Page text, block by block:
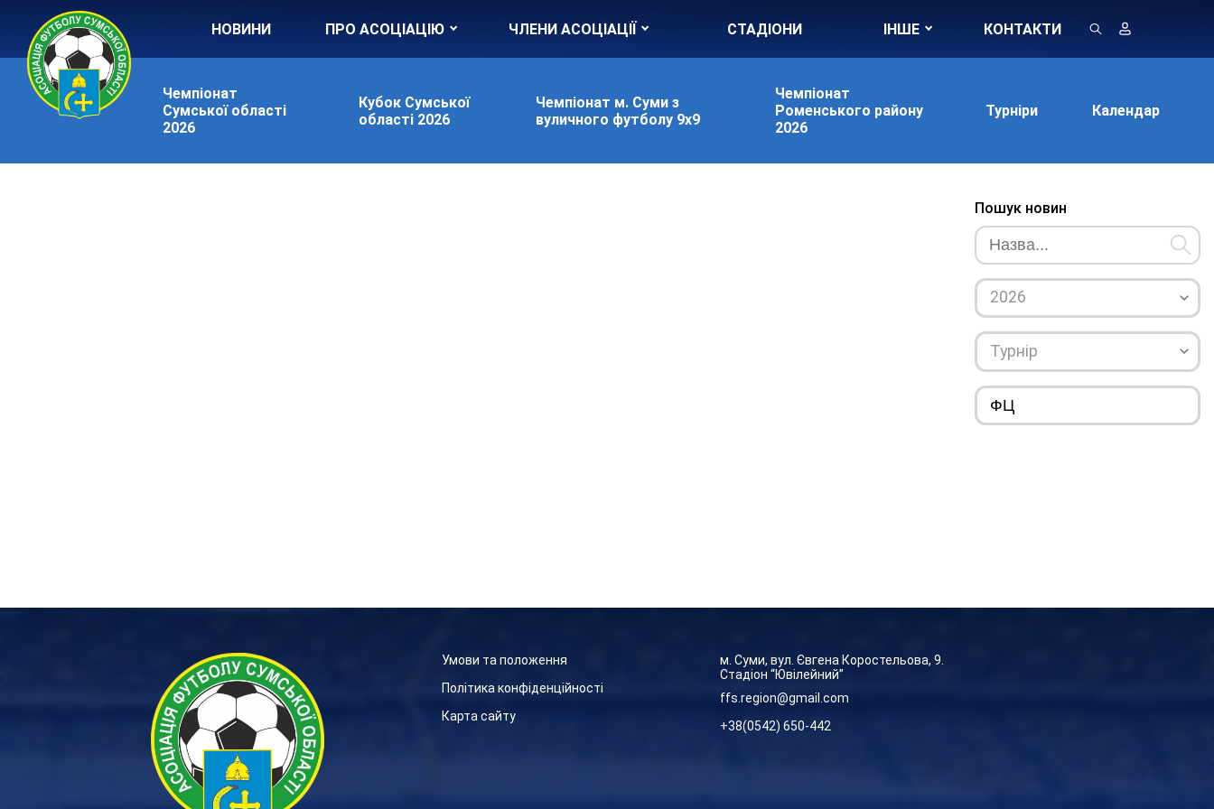
НОВИНИ ПРО АСОЦІАЦІЮ ЧЛЕНИ АСОЦІАЦІЇ СТАДІОНИ ІНШЕ КОНТАКТИ
Чемпіонат
Сумської області
2026
Кубок Сумської
області 2026
Чемпіонат м. Суми з
вуличного футболу 9х9
Чемпіонат
Роменського району
2026
Турніри Календар
Пошук новин
2026
Турнір
Умови та положення
Політика конфіденційності
Карта сайту
м. Суми, вул. Євгена Коростельова, 9.
Стадіон “Ювілейний”
ffs.region@gmail.com
+38(0542) 650-442